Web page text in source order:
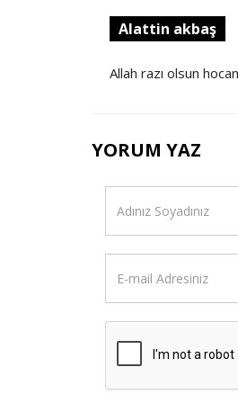
Alattin akbaş
Allah razı olsun
YORUM YAZ